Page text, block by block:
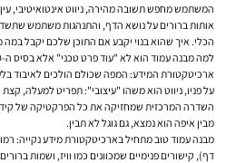
המשתמש מחפש תשובה מהירה, ניווט אינטואיטיבי,
אותות ברורים על נושא הדף, והתנהגות משתמש
הכלי. איך שהוא בנוי יקבע אם התוכן שלכם יקבל במה
למה מבנה עמוד הוא לא "עוד פרט טכני" אלא בסיס ה-SEO
ארכיטקטורת המידע: המפה שכולם הולכים לאיבוד
על פניו, ניווט הוא משהו "עיצובי": תפריט למעלה, קצת
השדרה המרכזית שמחזיקה את כל הפרקטיקה של
מבין איפה הוא נמצא, גם גוגל לא תבין.
מבנה עמוד טוב מתחיל בארכיטקטורת מידע נקייה:
דף), קישורים פנימיים שמכוונים כמו וויז, ושמות